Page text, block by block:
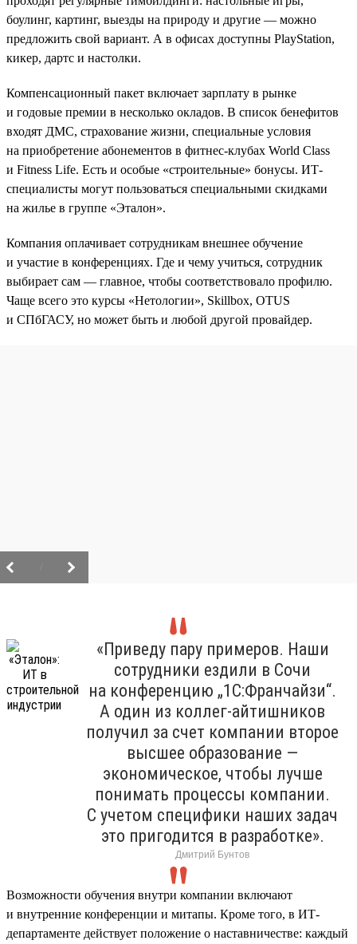
боулинг, картинг, выезды на природу и другие — можно
предложить свой вариант. А в офисах доступны PlayStation,
кикер, дартс и настолки.
Компенсационный пакет включает зарплату в рынке
и годовые премии в несколько окладов. В список бенефитов
входят ДМС, страхование жизни, специальные условия
на приобретение абонементов в фитнес-клубах World Class
и Fitness Life. Есть и особые «строительные» бонусы. ИТ-
специалисты могут пользоваться специальными скидками
на жилье в группе «Эталон».
Компания оплачивает сотрудникам внешнее обучение
и участие в конференциях. Где и чему учиться, сотрудник
выбирает сам — главное, чтобы соответствовало профилю.
Чаще всего это курсы «Нетологии», Skillbox, OTUS
и СПбГАСУ, но может быть и любой другой провайдер.
«Приведу пару примеров. Наши
сотрудники ездили в Сочи
на конференцию „1С:Франчайзи“.
А один из коллег-айтишников
получил за счет компании второе
высшее образование —
экономическое, чтобы лучше
понимать процессы компании.
С учетом специфики наших задач
это пригодится в разработке».
Дмитрий Бунтов
Возможности обучения внутри компании включают
и внутренние конференции и митапы. Кроме того, в ИТ-
департаменте действует положение о наставничестве: каждый